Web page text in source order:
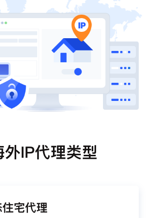
外IP代理类型
宅代理